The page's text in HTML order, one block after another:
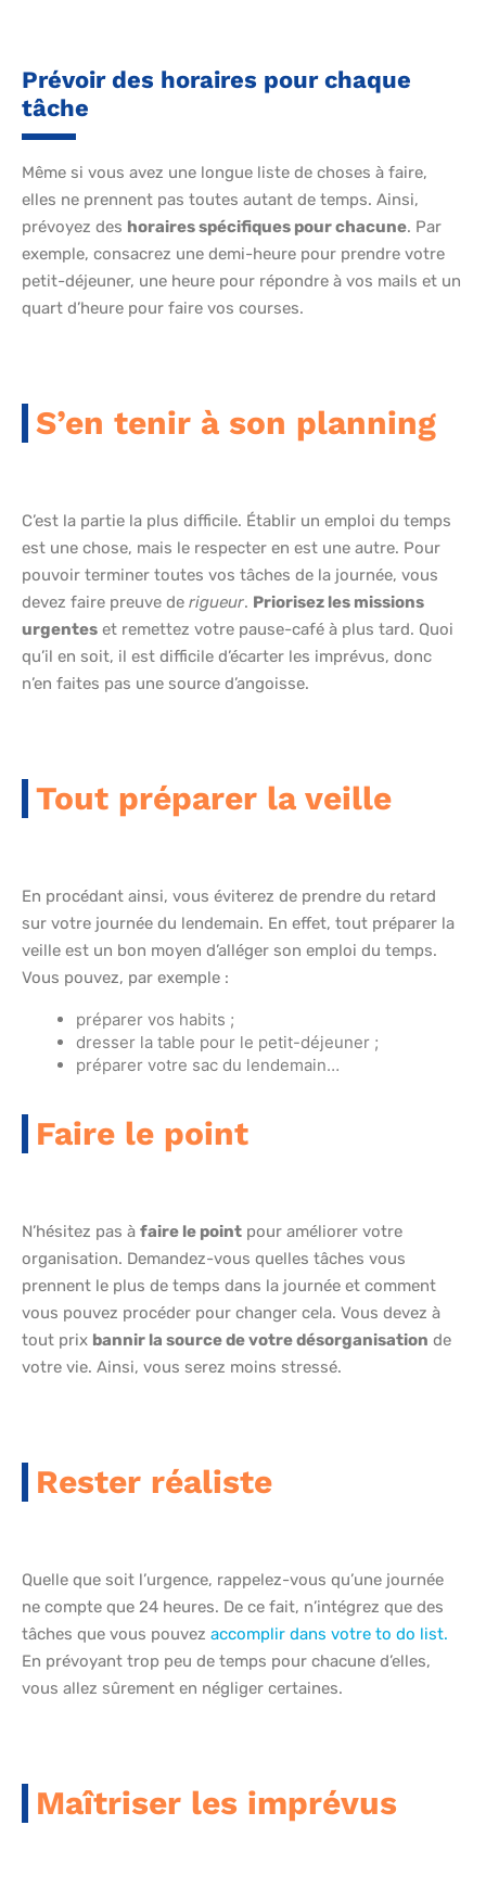
Prévoir des horaires pour chaque
tâche
Même si vous avez une longue liste de choses à faire,
elles ne prennent pas toutes autant de temps. Ainsi,
prévoyez des horaires spécifiques pour chacune. Par
exemple, consacrez une demi-heure pour prendre votre
petit-déjeuner, une heure pour répondre à vos mails et un
quart d’heure pour faire vos courses.
S’en tenir à son planning
C’est la partie la plus difficile. Établir un emploi du temps
est une chose, mais le respecter en est une autre. Pour
pouvoir terminer toutes vos tâches de la journée, vous
devez faire preuve de rigueur. Priorisez les missions
urgentes et remettez votre pause-café à plus tard. Quoi
qu’il en soit, il est difficile d’écarter les imprévus, donc
n’en faites pas une source d’angoisse.
Tout préparer la veille
En procédant ainsi, vous éviterez de prendre du retard
sur votre journée du lendemain. En effet, tout préparer la
veille est un bon moyen d’alléger son emploi du temps.
Vous pouvez, par exemple :
préparer vos habits ;
dresser la table pour le petit-déjeuner ;
préparer votre sac du lendemain…
Faire le point
N’hésitez pas à faire le point pour améliorer votre
organisation. Demandez-vous quelles tâches vous
prennent le plus de temps dans la journée et comment
vous pouvez procéder pour changer cela. Vous devez à
tout prix bannir la source de votre désorganisation de
votre vie. Ainsi, vous serez moins stressé.
Rester réaliste
Quelle que soit l’urgence, rappelez-vous qu’une journée
ne compte que 24 heures. De ce fait, n’intégrez que des
tâches que vous pouvez accomplir dans votre to do list.
En prévoyant trop peu de temps pour chacune d’elles,
vous allez sûrement en négliger certaines.
Maîtriser les imprévus